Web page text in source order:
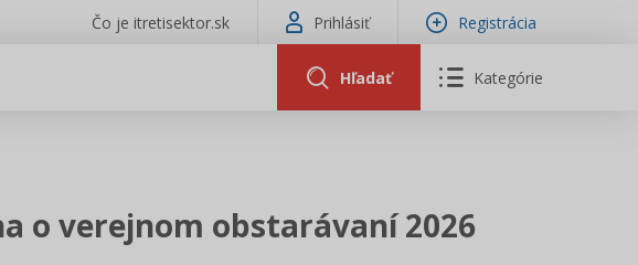
Čo je itretisektor.sk Prihlásiť Registrácia
Hľadať Kategórie
o verejnom obstarávaní 2026